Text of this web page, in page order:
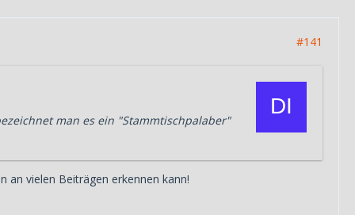
#141
man es ein "Stammtischpalaber"
an vielen Beiträgen erkennen kann!